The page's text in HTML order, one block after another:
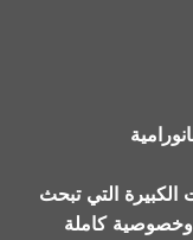
الكبيرة التي تبحث
كاملة